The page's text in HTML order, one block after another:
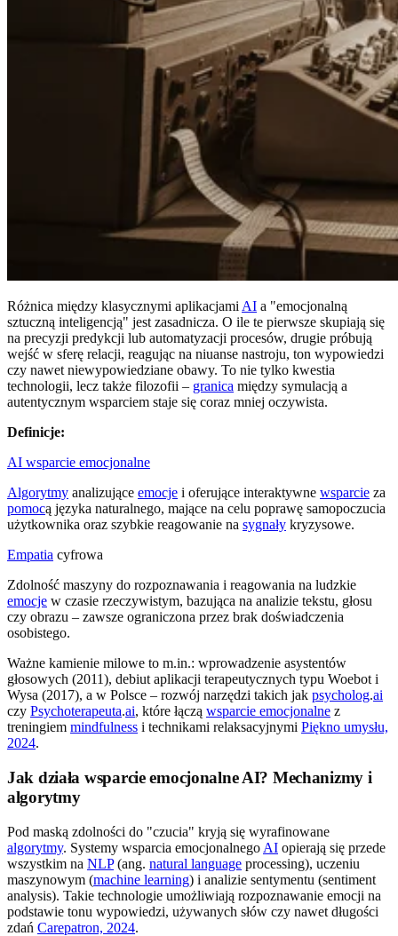
Różnica między klasycznymi aplikacjami AI a "emocjonalną
sztuczną inteligencją" jest zasadnicza. O ile te pierwsze skupiają się
na precyzji predykcji lub automatyzacji procesów, drugie próbują
wejść w sferę relacji, reagując na niuanse nastroju, ton wypowiedzi
czy nawet niewypowiedziane obawy. To nie tylko kwestia
technologii, lecz także filozofii – granica między symulacją a
autentycznym wsparciem staje się coraz mniej oczywista.
Definicje:
AI wsparcie emocjonalne
Algorytmy analizujące emocje i oferujące interaktywne wsparcie za
pomocą języka naturalnego, mające na celu poprawę samopoczucia
użytkownika oraz szybkie reagowanie na sygnały kryzysowe.
Empatia cyfrowa
Zdolność maszyny do rozpoznawania i reagowania na ludzkie
emocje w czasie rzeczywistym, bazująca na analizie tekstu, głosu
czy obrazu – zawsze ograniczona przez brak doświadczenia
osobistego.
Ważne kamienie milowe to m.in.: wprowadzenie asystentów
głosowych (2011), debiut aplikacji terapeutycznych typu Woebot i
Wysa (2017), a w Polsce – rozwój narzędzi takich jak psycholog.ai
czy Psychoterapeuta.ai, które łączą wsparcie emocjonalne z
treningiem mindfulness i technikami relaksacyjnymi Piękno umysłu,
2024.
Jak działa wsparcie emocjonalne AI? Mechanizmy i
algorytmy
Pod maską zdolności do "czucia" kryją się wyrafinowane
algorytmy. Systemy wsparcia emocjonalnego AI opierają się przede
wszystkim na NLP(ang. natural language processing), uczeniu
maszynowym (machine learning) i analizie sentymentu (sentiment
analysis). Takie technologie umożliwiają rozpoznawanie emocji na
podstawie tonu wypowiedzi, używanych słów czy nawet długości
zdań Carepatron, 2024.